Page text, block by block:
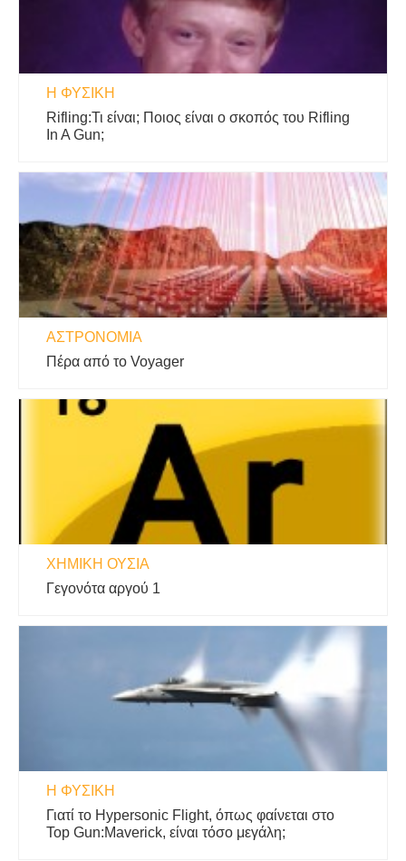
Η ΦΥΣΙΚΗ
Rifling:Τι είναι; Ποιος είναι ο σκοπός του Rifling
In A Gun;
ΑΣΤΡΟΝΟΜΊΑ
Πέρα από το Voyager
ΧΗΜΙΚΉ ΟΥΣΊΑ
Γεγονότα αργού 1
Η ΦΥΣΙΚΗ
Γιατί το Hypersonic Flight, όπως φαίνεται στο
Top Gun:Maverick, είναι τόσο μεγάλη;